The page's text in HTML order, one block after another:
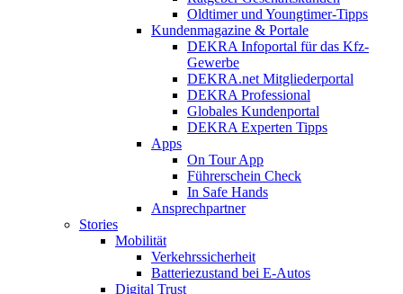
Oldtimer und Youngtimer-Tipps
Kundenmagazine & Portale
DEKRA Infoportal für das Kfz-
Gewerbe
DEKRA.net Mitgliederportal
DEKRA Professional
Globales Kundenportal
DEKRA Experten Tipps
Apps
On Tour App
Führerschein Check
In Safe Hands
Ansprechpartner
Stories
Mobilität
Verkehrssicherheit
Batteriezustand bei E-Autos
Digital Trust